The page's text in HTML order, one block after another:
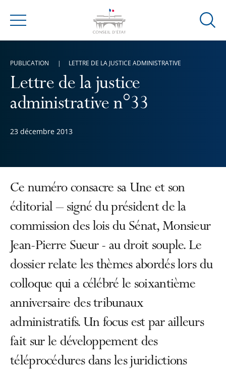
Menu
Ouvrir
Lettre de la justice
administrative n°33
23 décembre 2013
PUBLICATION LETTRE DE LA JUSTICE ADMINISTRATIVE
Ce numéro consacre sa Une et son
éditorial – signé du président de la
commission des lois du Sénat, Monsieur
Jean-Pierre Sueur - au droit souple. Le
dossier relate les thèmes abordés lors du
colloque qui a célébré le soixantième
anniversaire des tribunaux
administratifs. Un focus est par ailleurs
fait sur le développement des
téléprocédures dans les juridictions